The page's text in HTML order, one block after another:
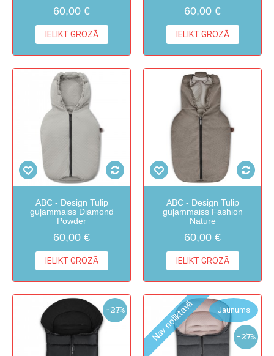
60,00 €
IELIKT GROZĀ
60,00 €
IELIKT GROZĀ
ABC - Design Tulip
guļammaiss Diamond
Powder
60,00 €
IELIKT GROZĀ
ABC - Design Tulip
guļammaiss Fashion
Nature
60,00 €
IELIKT GROZĀ
-27% Jaunums
-27%
Nav noliktavā